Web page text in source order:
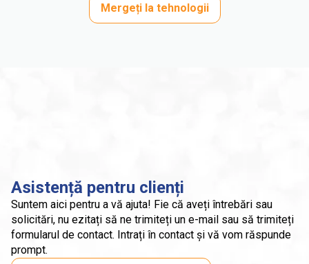
Mergeți la tehnologii
Asistență pentru clienți
Suntem aici pentru a vă ajuta! Fie că aveți întrebări sau
solicitări, nu ezitați să ne trimiteți un e-mail sau să trimiteți
formularul de contact. Intrați în contact și vă vom răspunde
prompt.